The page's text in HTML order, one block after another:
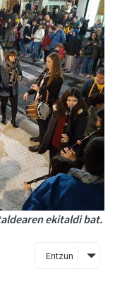
ekitaldi bat.
Entzun